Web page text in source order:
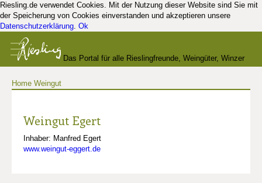
Riesling.de verwendet Cookies. Mit der Nutzung dieser Website sind Sie mit
der Speicherung von Cookies einverstanden und akzeptieren unsere
Datenschutzerklärung. Ok
Das Portal für alle Rieslingfreunde, Weingüter, Winzer
Home Weingut
Weingut Egert
Inhaber: Manfred Egert
www.weingut-eggert.de